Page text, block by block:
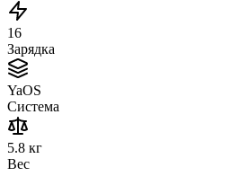
16
Зарядка
YaOS
Система
5.8 кг
Вес